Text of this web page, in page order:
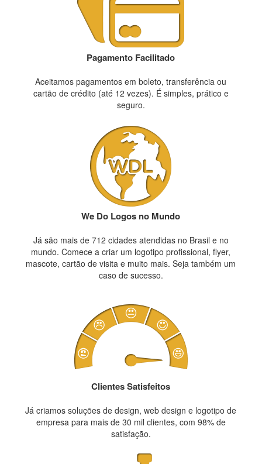
Pagamento Facilitado
Aceitamos pagamentos em boleto, transferência ou
cartão de crédito (até 12 vezes). É simples, prático e
seguro.
We Do Logos no Mundo
Já são mais de 712 cidades atendidas no Brasil e no
mundo. Comece a criar um logotipo profissional, flyer,
mascote, cartão de visita e muito mais. Seja também um
caso de sucesso.
Clientes Satisfeitos
Já criamos soluções de design, web design e logotipo de
empresa para mais de 30 mil clientes, com 98% de
satisfação.